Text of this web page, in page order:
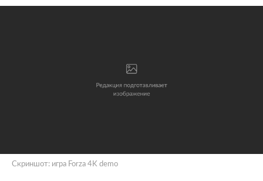
Скриншот: игра Forza 4K demo